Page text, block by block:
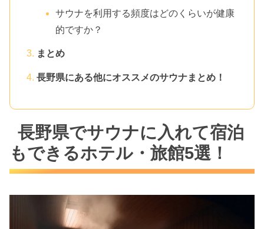
サウナを利用する頻度はどのくらいが健康
的ですか？
まとめ
長野県にある他にオススメのサウナまとめ！
長野県でサウナに入れて宿泊
もできるホテル・旅館5選！